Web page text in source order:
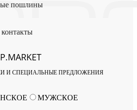
пошлины
И СПЕЦИАЛЬНЫЕ ПРЕДЛОЖЕНИЯ
МУЖСКОЕ